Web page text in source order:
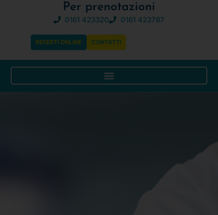
Per prenotazioni
0161 423320 0161 423787
REFERTI ONLINE CONTATTI